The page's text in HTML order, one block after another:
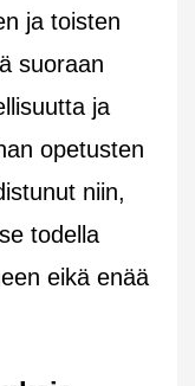
ja toisten
suoraan
ja
opetusten
niin,
todella
eikä enää